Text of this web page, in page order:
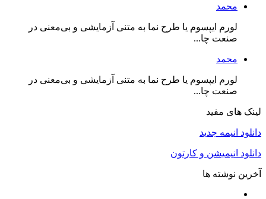
محمد
لورم ایپسوم یا طرح‌ نما به متنی آزمایشی و بی‌معنی در
صنعت چا...
محمد
لورم ایپسوم یا طرح‌ نما به متنی آزمایشی و بی‌معنی در
صنعت چا...
لینک های مفید
دانلود انیمه جدید
دانلود انیمیشن و کارتون
آخرین نوشته ها